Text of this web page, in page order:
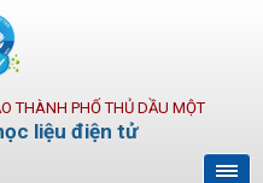
THÀNH PHỐ THỦ DẦU MỘT
liệu điện tử